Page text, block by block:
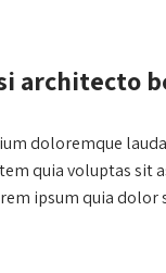
architecto
doloremque
quia voluptas
ipsum quia